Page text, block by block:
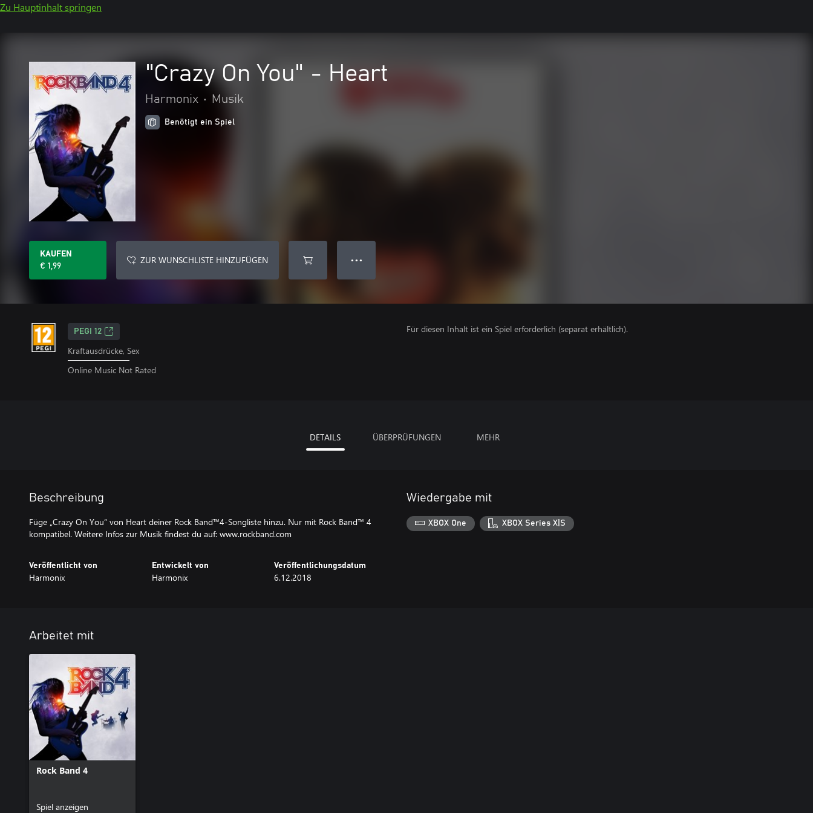
Zu Hauptinhalt springen
"Crazy On You" - Heart
Harmonix • Musik
Benötigt ein Spiel
KAUFEN
€ 1,99
ZUR WUNSCHLISTE HINZUFÜGEN ● ● ●
PEGI 12
Kraftausdrücke, Sex
Online Music Not Rated
Für diesen Inhalt ist ein Spiel erforderlich (separat erhältlich).
DETAILS ÜBERPRÜFUNGEN MEHR
Beschreibung
Füge „Crazy On You“ von Heart deiner Rock Band™4-Songliste hinzu. Nur mit Rock Band™ 4
kompatibel. Weitere Infos zur Musik findest du auf: www.rockband.com
Veröffentlicht von
Harmonix
Entwickelt von
Harmonix
Veröffentlichungsdatum
6.12.2018
Wiedergabe mit
XBOX One XBOX Series X|S
Arbeitet mit
Rock Band 4
Spiel anzeigen